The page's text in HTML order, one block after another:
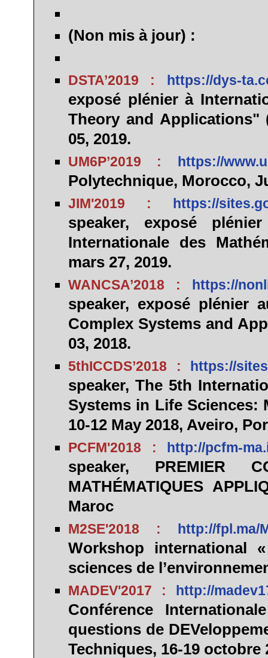
(Non mis à jour) :
DSTA’2019 : https://dys-
exposé plénier à
Theory and Applications"
05, 2019.
UM6P’2019 : https://
Polytechnique, Morocco,
JIM'2019 : https://
speaker, exposé
Internationale des
mars 27, 2019.
WANCSA’2018 : https://
speaker, exposé plénier
Complex Systems and
03, 2018.
5thICCDS’2018 : https://
speaker,The 5th
Systems in Life Sciences:
10-12 May 2018, Aveiro,
PCFM'2018 : http://pcfm-
speaker, PREMIER
MATHÉMATIQUES
Maroc
M2SE'2018 : http://fpl.ma/
Workshop international
sciences de
MADEV'2017 : http://
Conférence
questions de
Techniques, 16-19 octobre